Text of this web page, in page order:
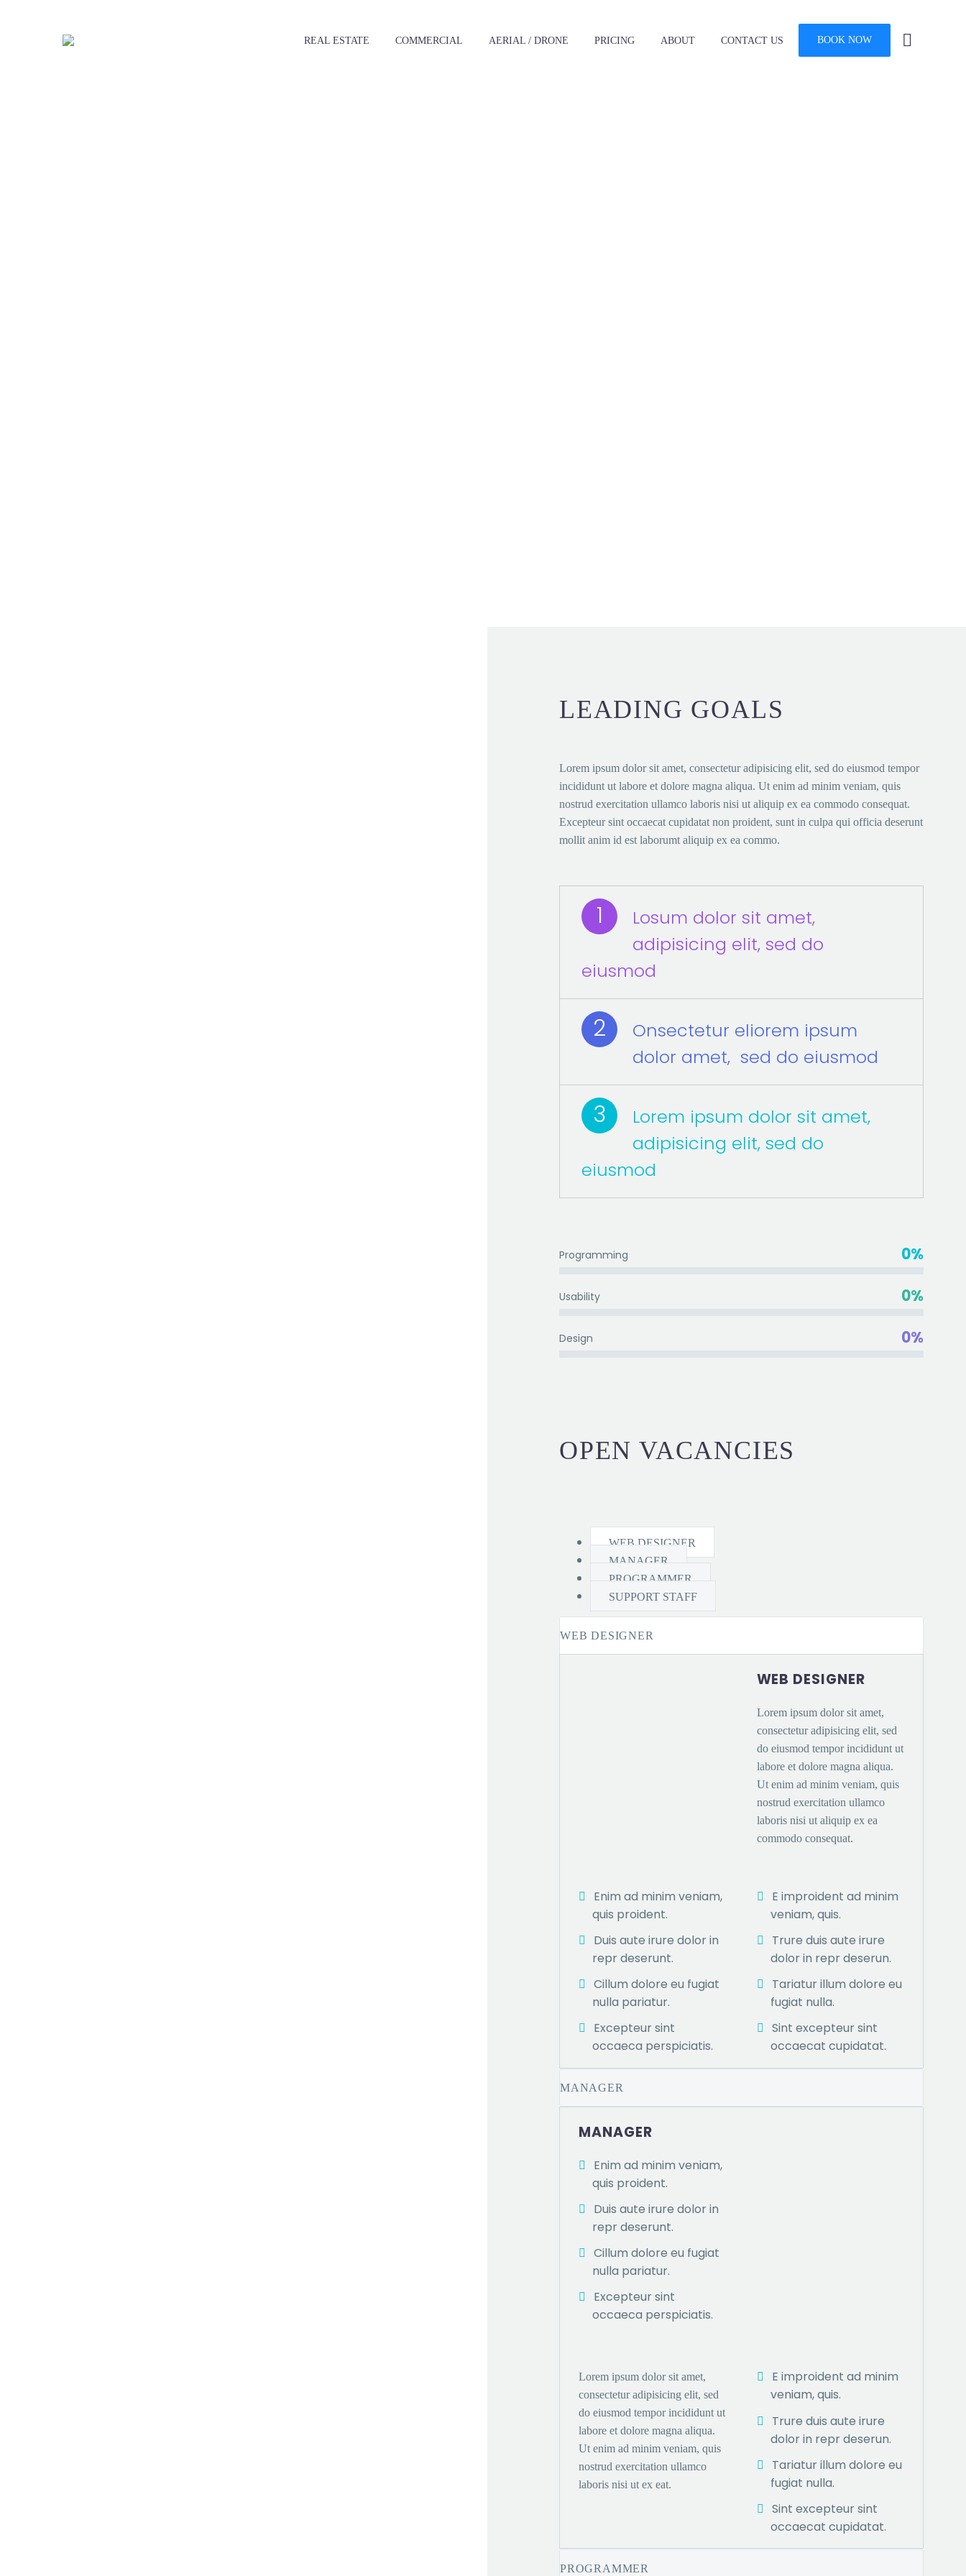
REAL ESTATE ‪COMMERCIAL AERIAL / DRONE PRICING ABOUT CONTACT US BOOK NOW
LEADING GOALS
Lorem ipsum dolor sit amet, consectetur adipisicing elit, sed do eiusmod tempor
incididunt ut labore et dolore magna aliqua. Ut enim ad minim veniam, quis
nostrud exercitation ullamco laboris nisi ut aliquip ex ea commodo consequat.
Excepteur sint occaecat cupidatat non proident, sunt in culpa qui officia deserunt
mollit anim id est laborumt aliquip ex ea commo.
1
Losum dolor sit amet,
adipisicing elit, sed do
eiusmod
2
Onsectetur eliorem ipsum
dolor amet, sed do eiusmod
3
Lorem ipsum dolor sit amet,
adipisicing elit, sed do
eiusmod
Programming 0%
Usability 0%
Design 0%
OPEN VACANCIES
WEB DESIGNER
MANAGER
PROGRAMMER
SUPPORT STAFF
WEB DESIGNER
WEB DESIGNER
Lorem ipsum dolor sit amet,
consectetur adipisicing elit, sed
do eiusmod tempor incididunt ut
labore et dolore magna aliqua.
Ut enim ad minim veniam, quis
nostrud exercitation ullamco
laboris nisi ut aliquip ex ea
commodo consequat.
Enim ad minim veniam,
quis proident.
Duis aute irure dolor in
repr deserunt.
Cillum dolore eu fugiat
nulla pariatur.
Excepteur sint
occaeca perspiciatis.
E improident ad minim
veniam, quis.
Trure duis aute irure
dolor in repr deserun.
Tariatur illum dolore eu
fugiat nulla.
Sint excepteur sint
occaecat cupidatat.
MANAGER
MANAGER
Enim ad minim veniam,
quis proident.
Duis aute irure dolor in
repr deserunt.
Cillum dolore eu fugiat
nulla pariatur.
Excepteur sint
occaeca perspiciatis.
Lorem ipsum dolor sit amet,
consectetur adipisicing elit, sed
do eiusmod tempor incididunt ut
labore et dolore magna aliqua.
Ut enim ad minim veniam, quis
nostrud exercitation ullamco
laboris nisi ut ex eat.
E improident ad minim
veniam, quis.
Trure duis aute irure
dolor in repr deserun.
Tariatur illum dolore eu
fugiat nulla.
Sint excepteur sint
occaecat cupidatat.
PROGRAMMER